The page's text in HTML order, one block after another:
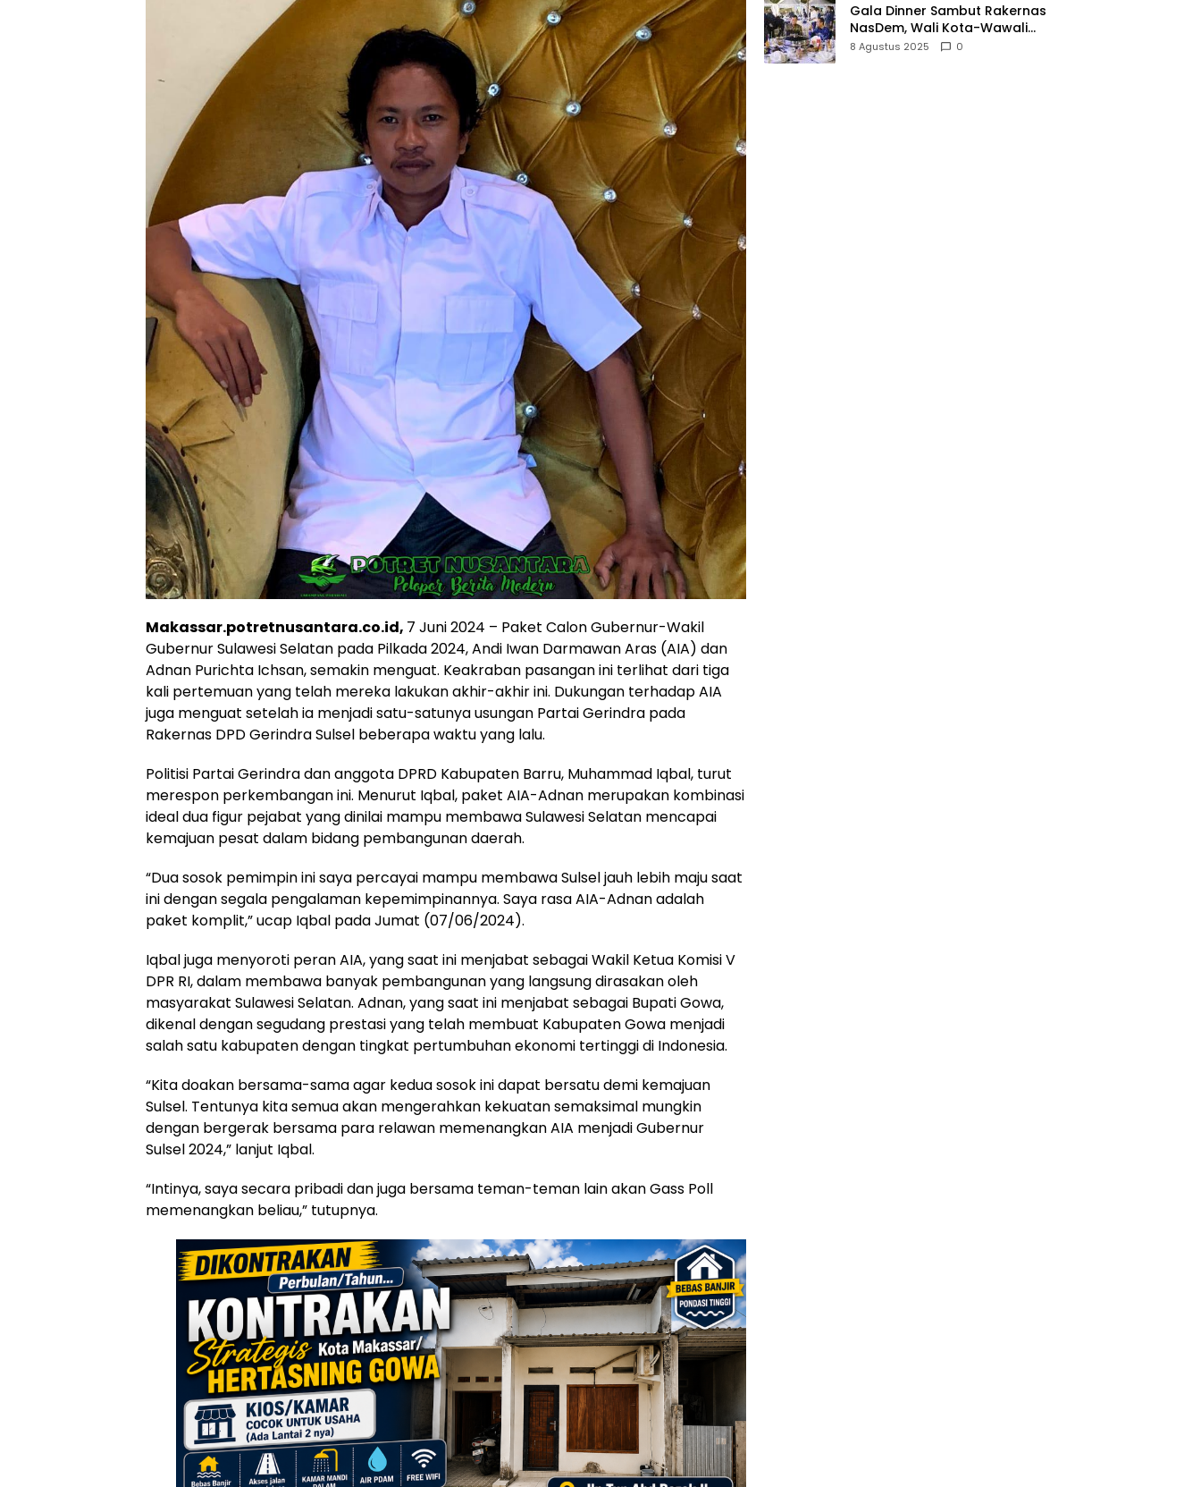
Makassar.potretnusantara.co.id, 7 Juni 2024 – Paket Calon Gubernur-Wakil
Gubernur Sulawesi Selatan pada Pilkada 2024, Andi Iwan Darmawan Aras (AIA) dan
Adnan Purichta Ichsan, semakin menguat. Keakraban pasangan ini terlihat dari tiga
kali pertemuan yang telah mereka lakukan akhir-akhir ini. Dukungan terhadap AIA
juga menguat setelah ia menjadi satu-satunya usungan Partai Gerindra pada
Rakernas DPD Gerindra Sulsel beberapa waktu yang lalu.
Politisi Partai Gerindra dan anggota DPRD Kabupaten Barru, Muhammad Iqbal, turut
merespon perkembangan ini. Menurut Iqbal, paket AIA-Adnan merupakan kombinasi
ideal dua figur pejabat yang dinilai mampu membawa Sulawesi Selatan mencapai
kemajuan pesat dalam bidang pembangunan daerah.
“Dua sosok pemimpin ini saya percayai mampu membawa Sulsel jauh lebih maju saat
ini dengan segala pengalaman kepemimpinannya. Saya rasa AIA-Adnan adalah
paket komplit,” ucap Iqbal pada Jumat (07/06/2024).
Iqbal juga menyoroti peran AIA, yang saat ini menjabat sebagai Wakil Ketua Komisi V
DPR RI, dalam membawa banyak pembangunan yang langsung dirasakan oleh
masyarakat Sulawesi Selatan. Adnan, yang saat ini menjabat sebagai Bupati Gowa,
dikenal dengan segudang prestasi yang telah membuat Kabupaten Gowa menjadi
salah satu kabupaten dengan tingkat pertumbuhan ekonomi tertinggi di Indonesia.
“Kita doakan bersama-sama agar kedua sosok ini dapat bersatu demi kemajuan
Sulsel. Tentunya kita semua akan mengerahkan kekuatan semaksimal mungkin
dengan bergerak bersama para relawan memenangkan AIA menjadi Gubernur
Sulsel 2024,” lanjut Iqbal.
“Intinya, saya secara pribadi dan juga bersama teman-teman lain akan Gass Poll
memenangkan beliau,” tutupnya.
Gala Dinner Sambut Rakernas
NasDem, Wali Kota-Wawali
Makassar Jamu Ribuan Kader
8 Agustus 2025 0